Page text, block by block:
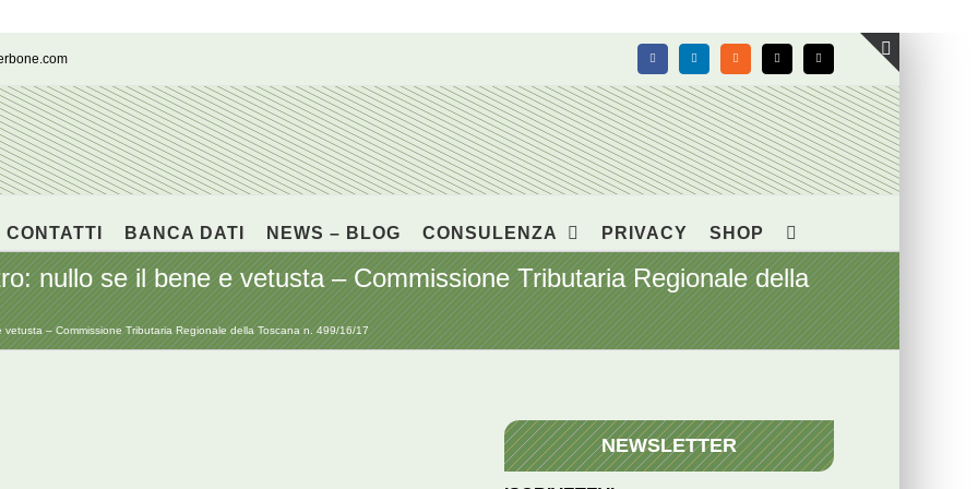
FacebookLinkedIn Rss X Email
CONTATTI BANCA DATI NEWS – BLOG CONSULENZA PRIVACY SHOP
nullo se il bene e vetusta – Commissione Tributaria Regionale della
– Commissione Tributaria Regionale della Toscana n. 499/16/17
NEWSLETTER
Toggle
area
barra
scorrevole